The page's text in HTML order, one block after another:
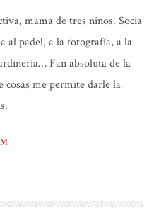
mama de tres niños. Socia
al padel, a la fotografía, a la
Fan absoluta de la
me permite darle la